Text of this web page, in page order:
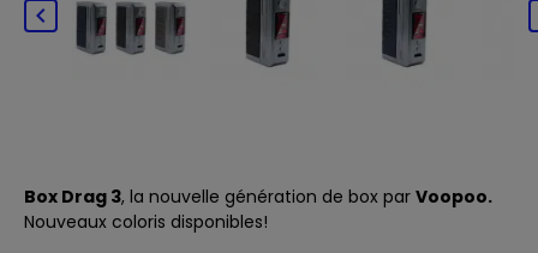

Box Drag 3, la nouvelle génération de box par Voopoo.
Nouveaux coloris disponibles!